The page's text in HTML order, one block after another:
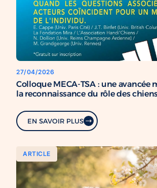
27/04/2026
Colloque MECA-TSA : une avancée
la reconnaissance du rôle des
EN SAVOIR PLUS
ARTICLE